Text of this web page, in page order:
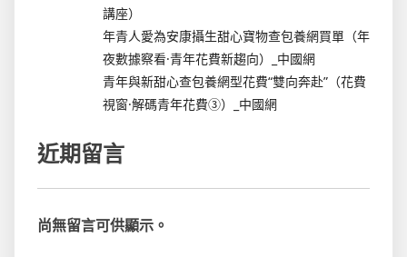
講座）
年青人愛為安康攝生甜心寶物查包養網買單（年
夜數據察看·青年花費新趨向）_中國網
青年與新甜心查包養網型花費“雙向奔赴”（花費
視窗·解碼青年花費③）_中國網
近期留言
尚無留言可供顯示。